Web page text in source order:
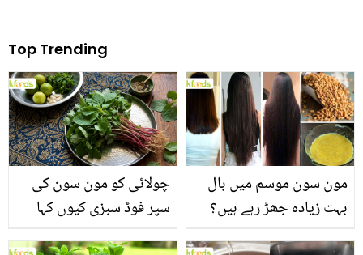
Top Trending
چولائی کو مون سون کی
سپر فوڈ سبزی کیوں کہا
مون سون موسم میں بال
بہت زیادہ جھڑ رہے ہیں؟